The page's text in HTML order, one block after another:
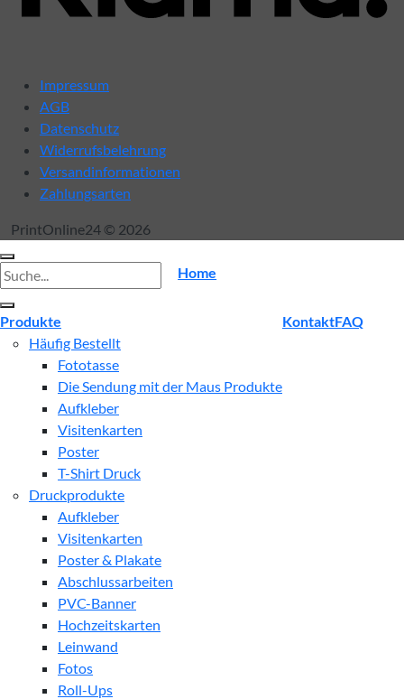
Impressum
AGB
Datenschutz
Widerrufsbelehrung
Versandinformationen
Zahlungsarten
PrintOnline24 © 2026
Suche
nach:
Home
Produkte
Häufig Bestellt
Fototasse
Die Sendung mit der Maus Produkte
Aufkleber
Visitenkarten
Poster
T-Shirt Druck
Druckprodukte
Aufkleber
Visitenkarten
Poster & Plakate
Abschlussarbeiten
PVC-Banner
Hochzeitskarten
Leinwand
Fotos
Roll-Ups
KontaktFAQ